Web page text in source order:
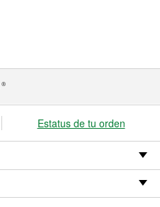
®
Estatus de tu orden